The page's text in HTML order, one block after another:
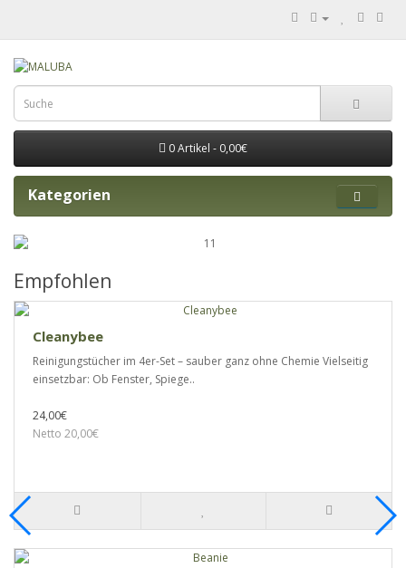
0 Artikel - 0,00€
Kategorien
Empfohlen
Cleanybee
Reinigungstücher im 4er-Set – sauber ganz ohne Chemie Vielseitig
einsetzbar: Ob Fenster, Spiege..
24,00€
Netto 20,00€